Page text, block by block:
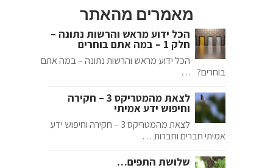
מאמרים מהאתר
הכל ידוע מראש והרשות נתונה –
חלק 1 – במה אתם בוחרים
הכל ידוע מראש והרשות נתונה – במה אתם
בוחרים? …
לצאת מהמטריקס 3 – חקירה
וחיפוש ידע אמיתי
לצאת מהמטריקס 3 – חקירה וחיפוש ידע
אמיתי חברים וחברות …
שלושת התפים…